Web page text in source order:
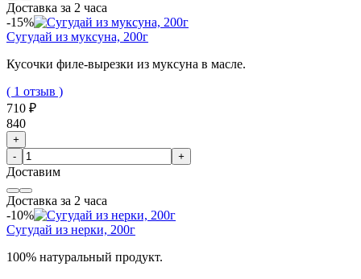
Доставка за 2 часа
-15%
Сугудай из муксуна, 200г
Кусочки филе-вырезки из муксуна в масле.
( 1 отзыв )
710 ₽
840
+
-
+
Доставим
Доставка за 2 часа
-10%
Сугудай из нерки, 200г
100% натуральный продукт.